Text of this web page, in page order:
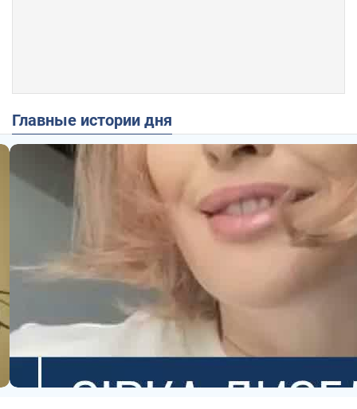
Главные истории дня